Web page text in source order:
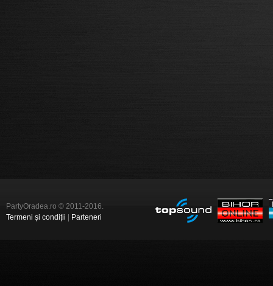
PartyOradea.ro © 2011-2016.
Termeni și condiții
Parteneri